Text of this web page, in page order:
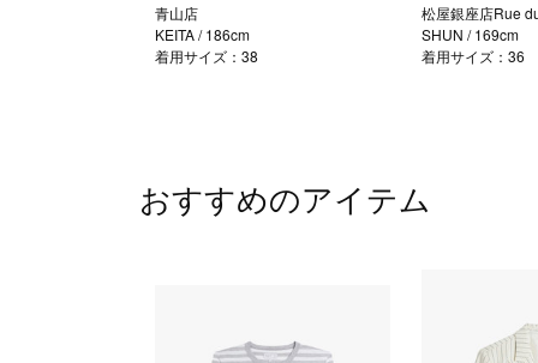
青山店
KEITA/ 186cm
着用サイズ：38
松屋銀座店Rue
SHUN/ 169cm
着用サイズ：36
おすすめのアイテム